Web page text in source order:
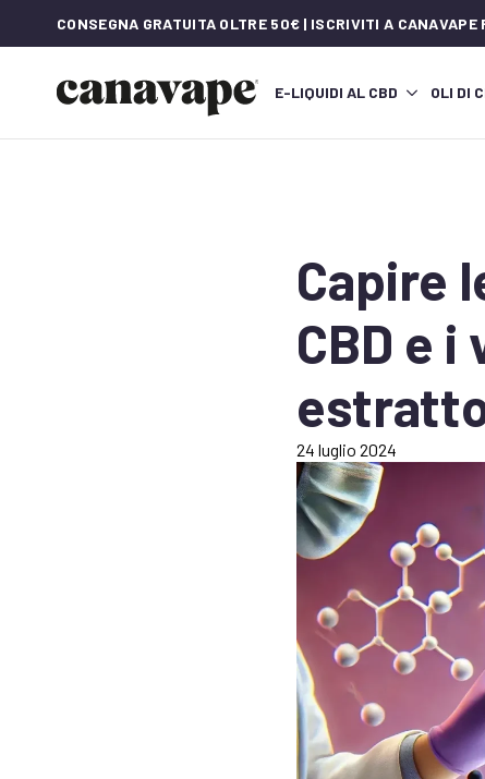
CONSEGNA GRATUITA OLTRE 50€ | ISCRIVITI A CANAVAPE
E-LIQUIDI AL CBD OLI DI
Capire
CBD e
24 luglio 2024